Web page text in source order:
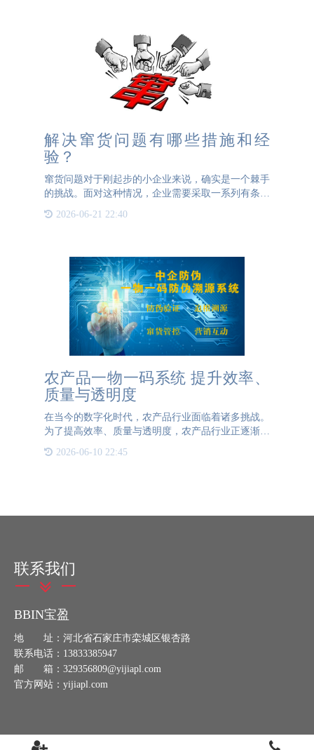
解决窜货问题有哪些措施和经
验？
窜货问题对于刚起步的小企业来说，确实是一个棘手
的挑战。面对这种情况，企业需要采取一系列有条不
紊的措施来应对。这篇文章BBIN宝盈防伪就来告诉
大家，解决窜货问题的一些经验。首先，收集充足的
2026-06-21 22:40
农产品一物一码系统 提升效率、
质量与透明度
在当今的数字化时代，农产品行业面临着诸多挑战。
为了提高效率、质量与透明度，农产品行业正逐渐引
入一物一码系统。一物一码系统是一种基于二维码技
术的农产品管理方式，通过赋予每个农产品一个唯一
2026-06-10 22:45
联系我们
BBIN宝盈
地 址：河北省石家庄市栾城区银杏路
联系电话：13833385947
邮 箱：329356809@yijiapl.com
官方网站：yijiapl.com